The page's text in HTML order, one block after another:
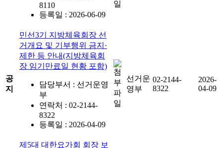
8110
등록일 : 2026-06-09
공
지
민선3기 지방체육회장 선
거개요 및 기부행위 금지·
제한 등 안내(지방체육회
장 임기만료일 현황 포함)
담당부서 : 선거운영
부
연락처 : 02-2144-
8322
등록일 : 2026-04-09
선거운
영부
02-2144-
8322
2026-
04-09
제5대 대한요가회 회장 보